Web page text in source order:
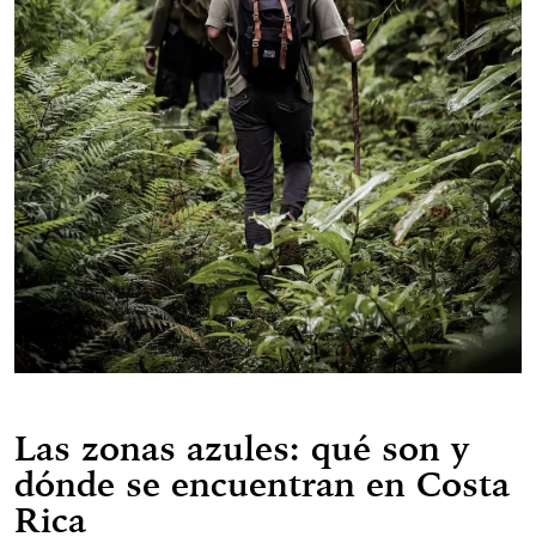
Las zonas azules: qué son y
dónde se encuentran en Costa
Rica